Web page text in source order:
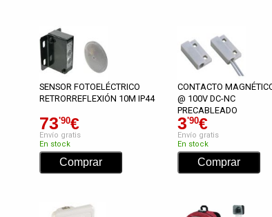
SENSOR FOTOELÉCTRICO
RETRORREFLEXIÓN 10M IP44
73'90€
Envío gratis
En stock
CONTACTO
@ 100V DC-NC
PRECABLEADO
3'90€
Envío gratis
En stock